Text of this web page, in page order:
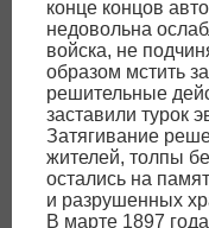
конце концов
недовольна
войска, не
образом мстить
решительные
заставили турок
Затягивание
жителей, толпы
остались на
и разрушенных
В марте 1897